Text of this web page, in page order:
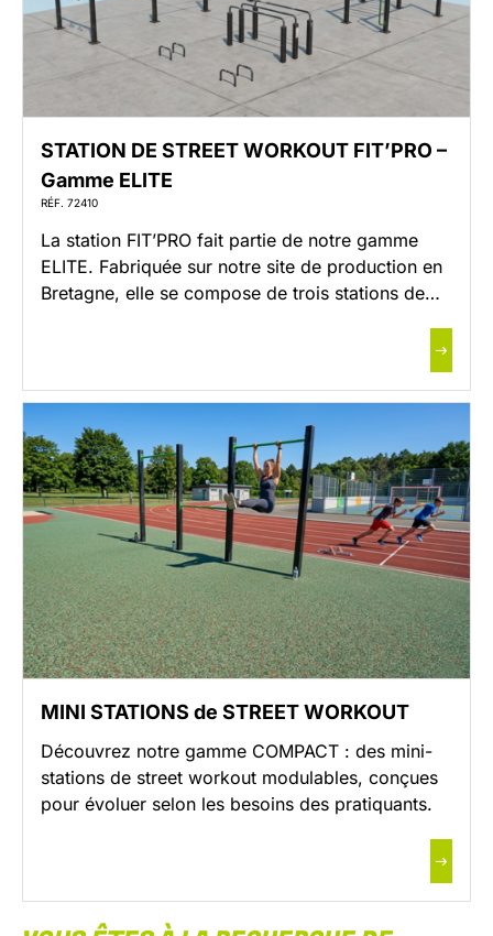
STATION DE STREET WORKOUT FIT’PRO –
Gamme ELITE
RÉF. 72410
La station FIT’PRO fait partie de notre gamme
ELITE. Fabriquée sur notre site de production en
Bretagne, elle se compose de trois stations de
encourager la pratique collective, elle permet à
plusieurs personnes de s’exercer […]
MINI STATIONS de STREET WORKOUT
Découvrez notre gamme COMPACT : des mini-
stations de street workout modulables, conçues
pour évoluer selon les besoins des pratiquants.